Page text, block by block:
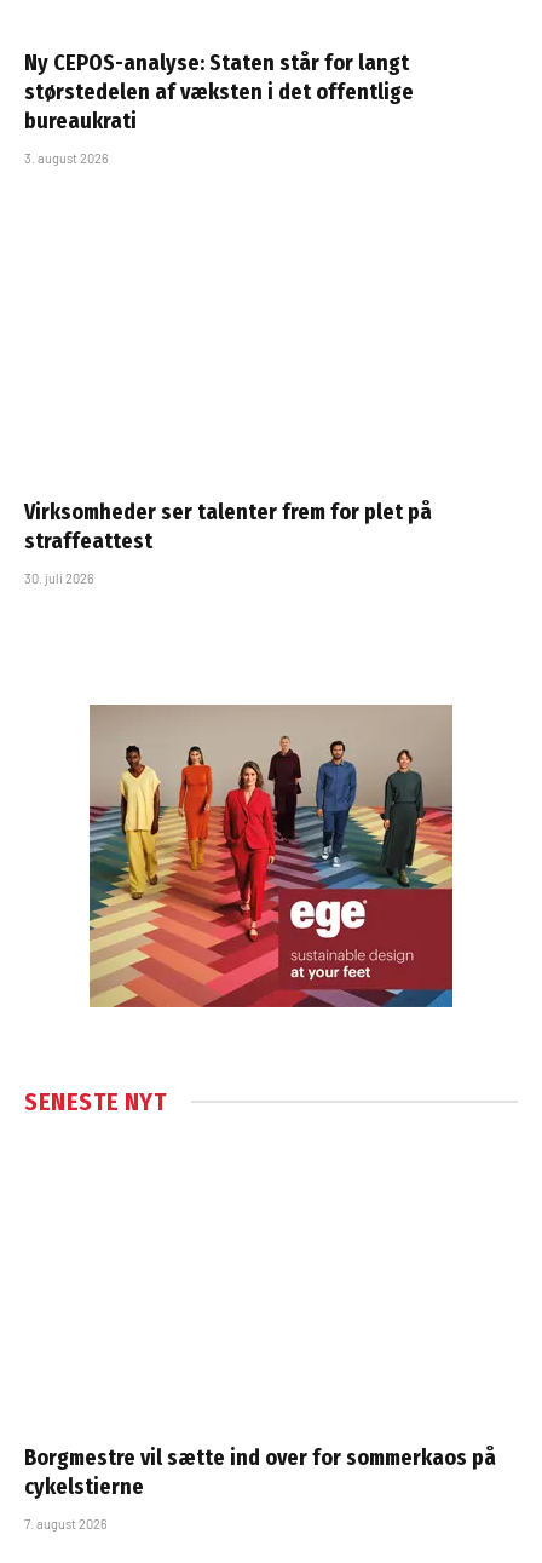
Ny CEPOS-analyse: Staten står for langt
størstedelen af væksten i det offentlige
bureaukrati
3. august 2026
Virksomheder ser talenter frem for plet på
straffeattest
30. juli 2026
SENESTE NYT
Borgmestre vil sætte ind over for sommerkaos på
cykelstierne
7. august 2026